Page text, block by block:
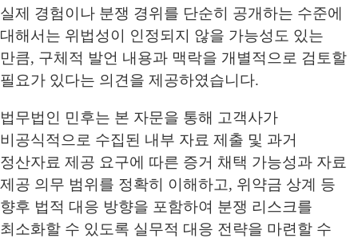
실제 경험이나 분쟁 경위를 단순히 공개하는 수준에
대해서는 위법성이 인정되지 않을 가능성도 있는
만큼, 구체적 발언 내용과 맥락을 개별적으로 검토할
필요가 있다는 의견을 제공하였습니다.
법무법인 민후는 본 자문을 통해 고객사가
비공식적으로 수집된 내부 자료 제출 및 과거
정산자료 제공 요구에 따른 증거 채택 가능성과 자료
제공 의무 범위를 정확히 이해하고, 위약금 상계 등
향후 법적 대응 방향을 포함하여 분쟁 리스크를
최소화할 수 있도록 실무적 대응 전략을 마련할 수